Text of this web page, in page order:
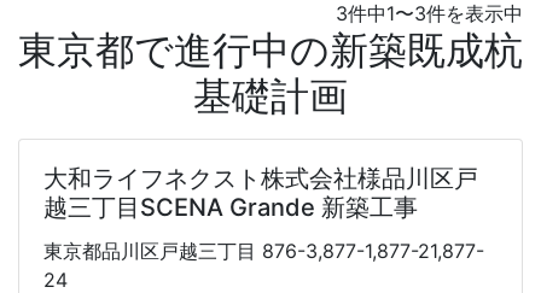
3件中1〜3件を表示中
東京都で進行中の新築既成杭
基礎計画
大和ライフネクスト株式会社様品川区戸
越三丁目SCENA Grande 新築工事
東京都品川区戸越三丁目 876-3,877-1,877-21,877-
24